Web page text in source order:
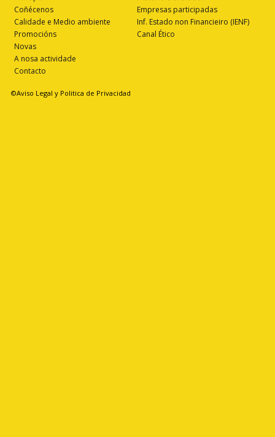
Coñécenos
Calidade e Medio ambiente
Promocións
Novas
A nosa actividade
Contacto
Empresas participadas
Inf. Estado non Financieiro (IENF)
Canal Ético
©Aviso Legal y Politica de Privacidad